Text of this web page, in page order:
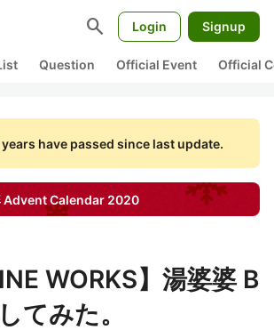
search Login Signup
Question Official Event Official
have passed since last update.
Advent Calendar 2020
WORKS】湯婆婆 B
てみた。